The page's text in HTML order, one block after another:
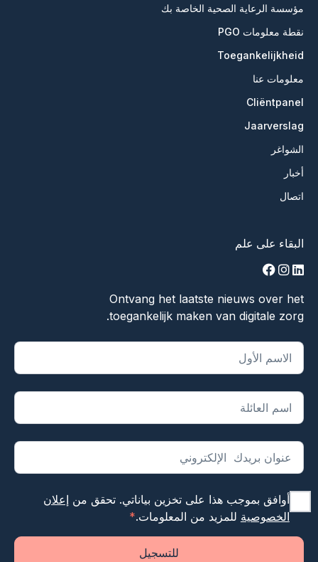
مؤسسة الرعاية الصحية الخاصة بك
نقطة معلومات PGO
Toegankelijkheid
معلومات عنا
Cliëntpanel
Jaarverslag
الشواغر
أخبار
اتصال
البقاء على علم
linkedin
instagram
facebook
Ontvang het laatste nieuws over het
toegankelijk maken van digitale zorg.
يشير "*" إلى الحقول المطلوبة
أوافق بموجب هذا على تخزين بياناتي. تحقق من إعلان
الخصوصية للمزيد من المعلومات.*
للتسجيل